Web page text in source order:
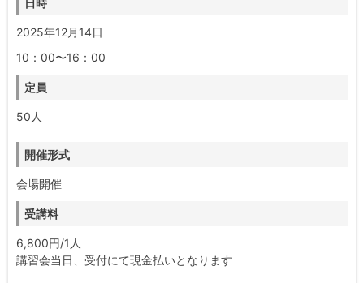
日時
2025年12月14日
10：00〜16：00
定員
50人
開催形式
会場開催
受講料
6,800円/1人
講習会当日、受付にて現金払いとなります